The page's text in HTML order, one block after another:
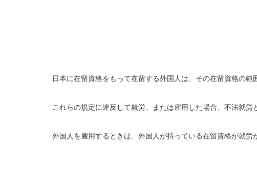
日本に在留資格をもって在留する外国人は、その在留資格の範
これらの規定に違反して就労、または雇用した場合、不法就労
外国人を雇用するときは、外国人が持っている在留資格が就労